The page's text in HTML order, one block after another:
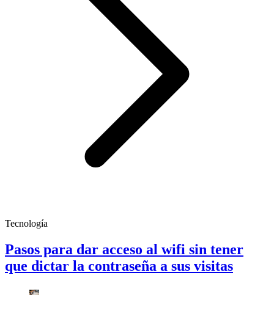
Tecnología
Pasos para dar acceso al wifi sin tener
que dictar la contraseña a sus visitas